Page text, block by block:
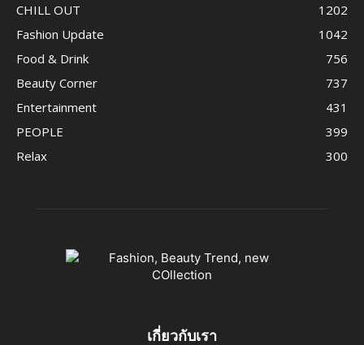
CHILL OUT
1202
Fashion Update
1042
Food & Drink
756
Beauty Corner
737
Entertainment
431
PEOPLE
399
Relax
300
เกี่ยวกับเรา